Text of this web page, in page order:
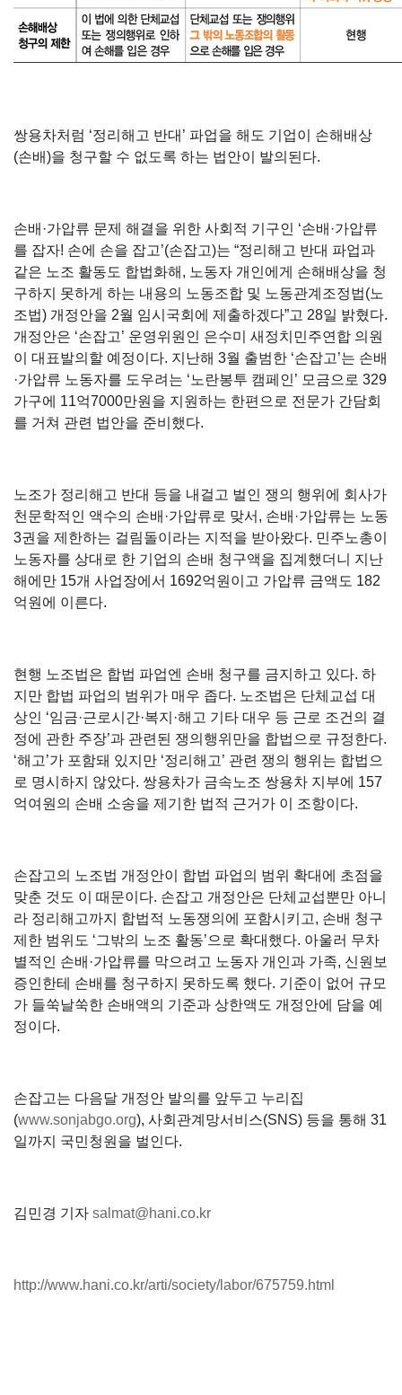
쌍용차처럼 ‘정리해고 반대’ 파업을 해도 기업이 손해배상
(손배)을 청구할 수 없도록 하는 법안이 발의된다.
손배·가압류 문제 해결을 위한 사회적 기구인 ‘손배·가압류
를 잡자! 손에 손을 잡고’(손잡고)는 “정리해고 반대 파업과
같은 노조 활동도 합법화해, 노동자 개인에게 손해배상을 청
구하지 못하게 하는 내용의 노동조합 및 노동관계조정법(노
조법) 개정안을 2월 임시국회에 제출하겠다”고 28일 밝혔다.
개정안은 ‘손잡고’ 운영위원인 은수미 새정치민주연합 의원
이 대표발의할 예정이다. 지난해 3월 출범한 ‘손잡고’는 손배
·가압류 노동자를 도우려는 ‘노란봉투 캠페인’ 모금으로 329
가구에 11억7000만원을 지원하는 한편으로 전문가 간담회
를 거쳐 관련 법안을 준비했다.
노조가 정리해고 반대 등을 내걸고 벌인 쟁의 행위에 회사가
천문학적인 액수의 손배·가압류로 맞서, 손배·가압류는 노동
3권을 제한하는 걸림돌이라는 지적을 받아왔다. 민주노총이
노동자를 상대로 한 기업의 손배 청구액을 집계했더니 지난
해에만 15개 사업장에서 1692억원이고 가압류 금액도 182
억원에 이른다.
현행 노조법은 합법 파업엔 손배 청구를 금지하고 있다. 하
지만 합법 파업의 범위가 매우 좁다. 노조법은 단체교섭 대
상인 ‘임금·근로시간·복지·해고 기타 대우 등 근로 조건의 결
정에 관한 주장’과 관련된 쟁의행위만을 합법으로 규정한다.
‘해고’가 포함돼 있지만 ‘정리해고’ 관련 쟁의 행위는 합법으
로 명시하지 않았다. 쌍용차가 금속노조 쌍용차 지부에 157
억여원의 손배 소송을 제기한 법적 근거가 이 조항이다.
손잡고의 노조법 개정안이 합법 파업의 범위 확대에 초점을
맞춘 것도 이 때문이다. 손잡고 개정안은 단체교섭뿐만 아니
라 정리해고까지 합법적 노동쟁의에 포함시키고, 손배 청구
제한 범위도 ‘그밖의 노조 활동’으로 확대했다. 아울러 무차
별적인 손배·가압류를 막으려고 노동자 개인과 가족, 신원보
증인한테 손배를 청구하지 못하도록 했다. 기준이 없어 규모
가 들쑥날쑥한 손배액의 기준과 상한액도 개정안에 담을 예
정이다.
손잡고는 다음달 개정안 발의를 앞두고 누리집
(www.sonjabgo.org), 사회관계망서비스(SNS) 등을 통해 31
일까지 국민청원을 벌인다.
김민경 기자 salmat@hani.co.kr
http://www.hani.co.kr/arti/society/labor/675759.html